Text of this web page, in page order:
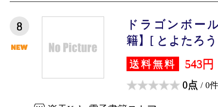
8
ドラゴンボー
籍】[ とよたろ
送料無料 543円
0点 / 0件